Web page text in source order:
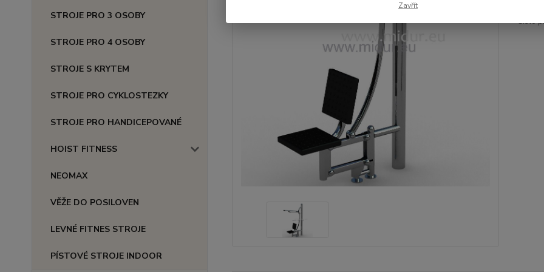
STROJE PRO 3 OSOBY
STROJE PRO 4 OSOBY
STROJE S KRYTEM
STROJE PRO CYKLOSTEZKY
STROJE PRO HANDICEPOVANÉ
HOIST FITNESS
NEOMAX
VĚŽE DO POSILOVEN
LEVNÉ FITNES STROJE
PÍSTOVÉ STROJE INDOOR
Číslo
Zavřít